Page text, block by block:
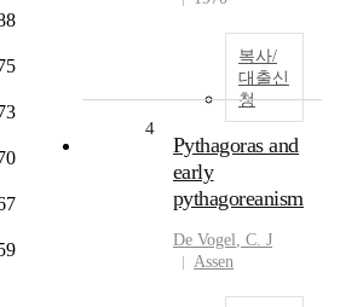
복사/
대출신
청
4
Pythagoras and
early
pythagoreanism
De Vogel, C. J
Assen